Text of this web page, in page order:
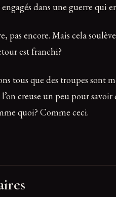
dans une guerre qui
encore. Mais cela
est franchi?
tous que des troupes sont
creuse un peu pour
quoi? Comme ceci.